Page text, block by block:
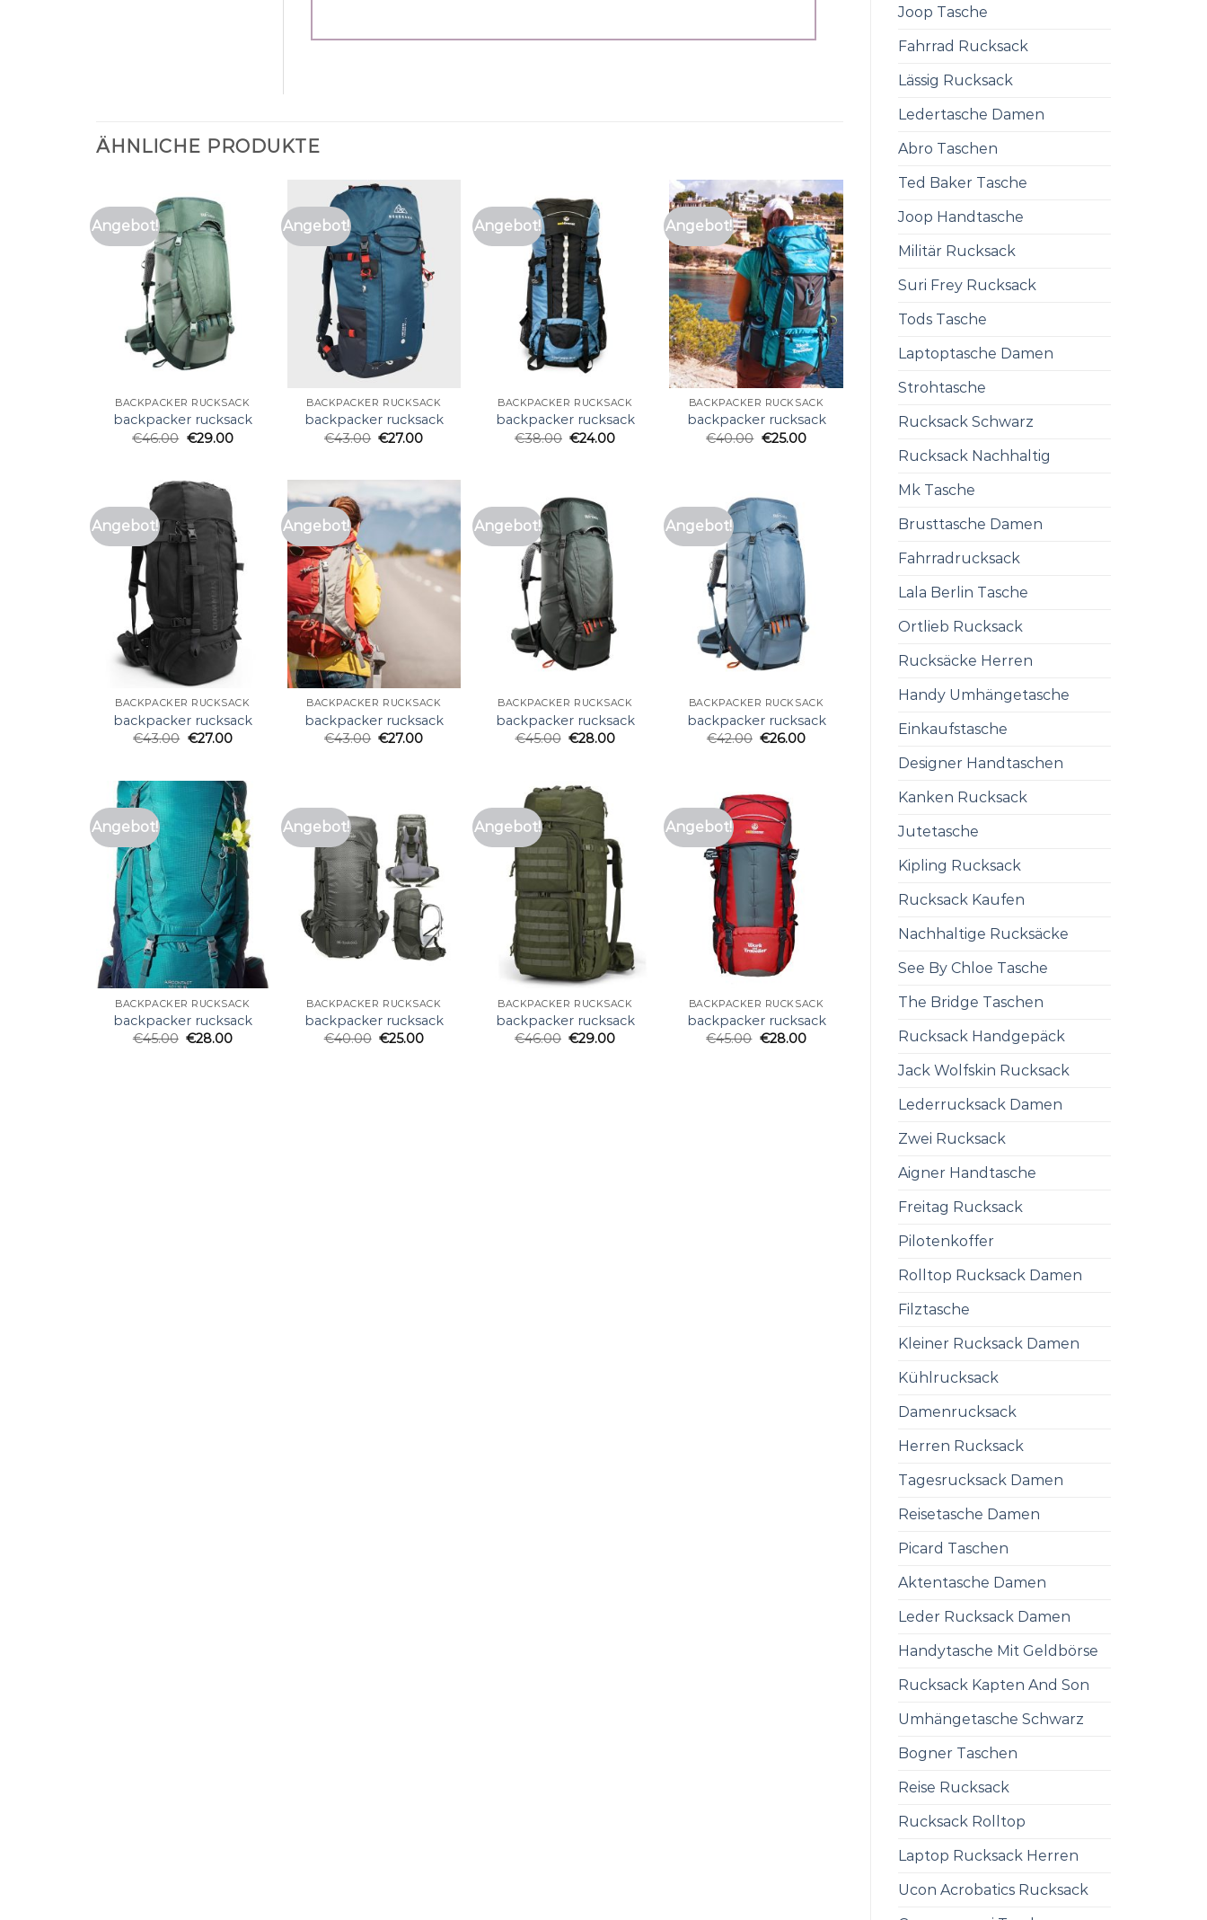
Joop Tasche
Fahrrad Rucksack
Lässig Rucksack
Ledertasche Damen
Abro Taschen
Ted Baker Tasche
Joop Handtasche
Militär Rucksack
Suri Frey Rucksack
Tods Tasche
Laptoptasche Damen
Strohtasche
Rucksack Schwarz
Rucksack Nachhaltig
Mk Tasche
Brusttasche Damen
Fahrradrucksack
Lala Berlin Tasche
Ortlieb Rucksack
Rucksäcke Herren
Handy Umhängetasche
Einkaufstasche
Designer Handtaschen
Kanken Rucksack
Jutetasche
Kipling Rucksack
Rucksack Kaufen
Nachhaltige Rucksäcke
See By Chloe Tasche
The Bridge Taschen
Rucksack Handgepäck
Jack Wolfskin Rucksack
Lederrucksack Damen
Zwei Rucksack
Aigner Handtasche
Freitag Rucksack
Pilotenkoffer
Rolltop Rucksack Damen
Filztasche
Kleiner Rucksack Damen
Kühlrucksack
Damenrucksack
Herren Rucksack
Tagesrucksack Damen
Reisetasche Damen
Picard Taschen
Aktentasche Damen
Leder Rucksack Damen
Handytasche Mit Geldbörse
Rucksack Kapten And Son
Umhängetasche Schwarz
Bogner Taschen
Reise Rucksack
Rucksack Rolltop
Laptop Rucksack Herren
Ucon Acrobatics Rucksack
ÄHNLICHE PRODUKTE
Angebot!
BACKPACKER RUCKSACK
backpacker rucksack
€46.00 €29.00
Angebot!
BACKPACKER RUCKSACK
backpacker rucksack
€43.00 €27.00
Angebot!
BACKPACKER RUCKSACK
backpacker rucksack
€38.00 €24.00
Angebot!
BACKPACKER RUCKSACK
backpacker rucksack
€40.00 €25.00
Angebot!
BACKPACKER RUCKSACK
backpacker rucksack
€43.00 €27.00
Angebot!
BACKPACKER RUCKSACK
backpacker rucksack
€43.00 €27.00
Angebot!
BACKPACKER RUCKSACK
backpacker rucksack
€45.00 €28.00
Angebot!
BACKPACKER RUCKSACK
backpacker rucksack
€42.00 €26.00
Angebot!
BACKPACKER RUCKSACK
backpacker rucksack
€45.00 €28.00
Angebot!
BACKPACKER RUCKSACK
backpacker rucksack
€40.00 €25.00
Angebot!
BACKPACKER RUCKSACK
backpacker rucksack
€46.00 €29.00
Angebot!
BACKPACKER RUCKSACK
backpacker rucksack
€45.00 €28.00